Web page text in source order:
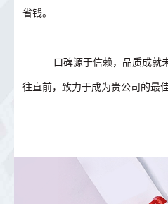
省钱。
口碑源于信赖，品质成就
往直前，致力于成为贵公司的最